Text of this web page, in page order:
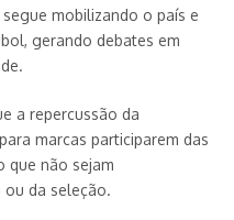
mobilizando o país e
gerando debates em
a repercussão da
marcas participarem das
que não sejam
da seleção.